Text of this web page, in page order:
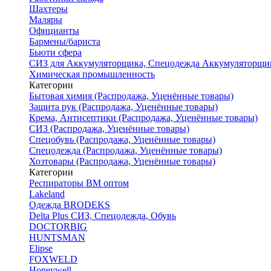
Шахтеры
Маляры
Официанты
Бармены/бариста
Бьюти сфера
СИЗ для Аккумуляторщика, Спецодежда
Химическая промышленность
Категории
Бытовая химия (Распродажа, Уценённые товары)
Защита рук (Распродажа, Уценённые товары)
Крема, Антисептики (Распродажа, Уценённые товары)
СИЗ (Распродажа, Уценённые товары)
Спецобувь (Распродажа, Уценённые товары)
Спецодежда (Распродажа, Уценённые товары)
Хозтовары (Распродажа, Уценённые товары)
Категории
Респираторы ВМ оптом
Lakeland
Одежда BRODEKS
Delta Plus СИЗ, Спецодежда, Обувь
DOCTORBIG
HUNTSMAN
Elipse
FOXWELD